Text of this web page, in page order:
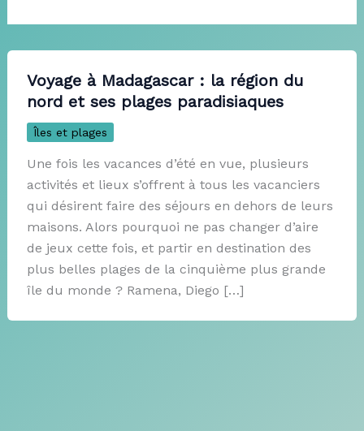
Voyage à Madagascar : la région du
nord et ses plages paradisiaques
Îles et plages
Une fois les vacances d’été‭ ‬en vue,‭ ‬plusieurs
activités et lieux s’offrent‭ ‬à tous les vacanciers
qui désirent‭ ‬faire‭ ‬des séjours en dehors de leurs
maisons.‭ ‬Alors pourquoi ne pas changer d’aire
de jeux cette fois,‭ ‬et partir en destination des
plus belles plages de la cinquième plus grande
île du monde‭ ? Ramena,‭ ‬Diego […]